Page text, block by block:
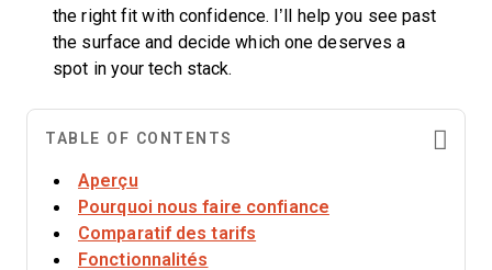
the right fit with confidence. I’ll help you see past
the surface and decide which one deserves a
spot in your tech stack.
TABLE OF CONTENTS
Aperçu
Pourquoi nous faire confiance
Comparatif des tarifs
Fonctionnalités